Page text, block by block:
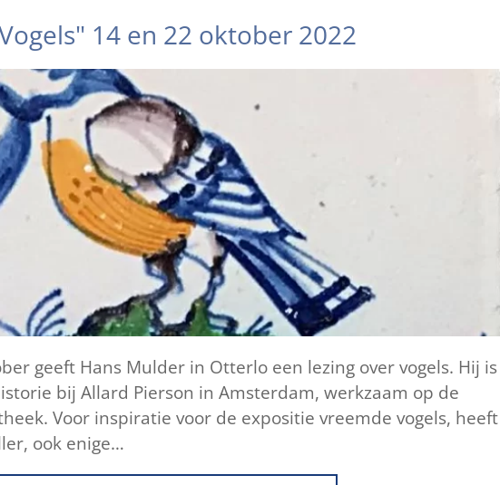
14 en 22 oktober 2022
geeft Hans Mulder in Otterlo een lezing over vogels. Hij is
bij Allard Pierson in Amsterdam, werkzaam op de
Voor inspiratie voor de expositie vreemde vogels, heeft
ook enige…